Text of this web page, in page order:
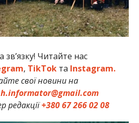
зв’язку! Читайте нас
, TikTokта Instagram.
свої новини на
редакції+380 67 266 02 08